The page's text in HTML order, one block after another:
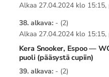
Alkaa 27.04.2024 klo 15:15,
38. alkava:- (2)
Alkaa 27.04.2024 klo 15:15,
Kera Snooker, Espoo —
puoli (pääsystä cupiin)
39. alkava:- (2)